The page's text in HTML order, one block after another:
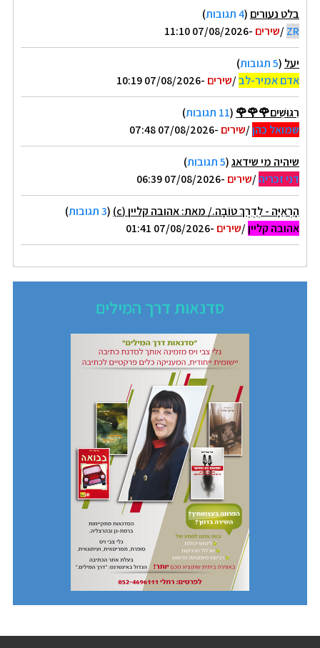
בלט נעורים (4 תגובות
)
ZR
/שירים -07/08/2026 11:10
יעל (5 תגובות
)
אדם אמיר-לב/שירים -07/08/2026 10:19
רִגּוּשִׁים🌹🌹🌹 (11 תגובות
)
שמואל כהן/שירים -07/08/2026 07:48
שיהיה מי שידאג(5 תגובות
)
דני זכריה/שירים -07/08/2026 06:39
הָרְאִיָּה - לְדֶרֶךְ טוֹבָה./ מאת: אהובה קליין (c) (3 תגובות
)
אהובה קליין/שירים -07/08/2026 01:41
סדנאות דרך המילים